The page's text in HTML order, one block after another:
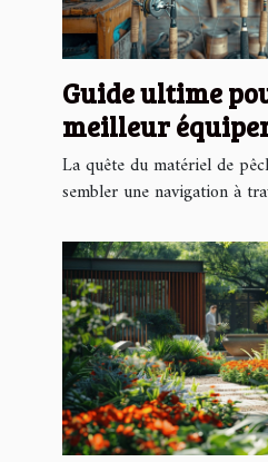
Guide ultime
meilleur
en ligne
La quête du matériel de
sembler une navigation à